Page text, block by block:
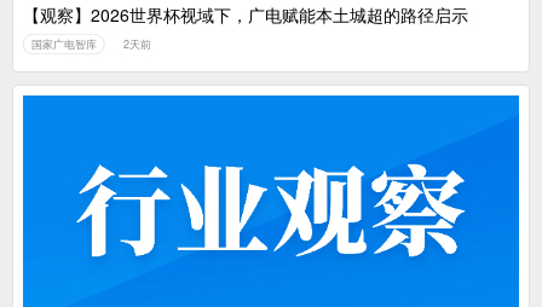
【观察】2026世界杯视域下，广电赋能本土城超的路径启示
国家广电智库 2天前